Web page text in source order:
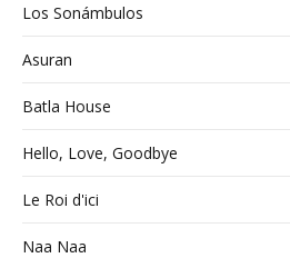
Los Sonámbulos
Asuran
Batla House
Hello, Love, Goodbye
Le Roi d'ici
Naa Naa